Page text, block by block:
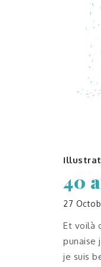
40
27
Et voilà
punaise
je suis